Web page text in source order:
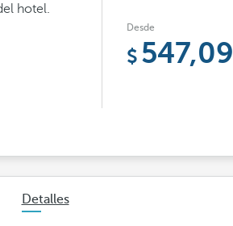
hotel.
Desde
Detalles